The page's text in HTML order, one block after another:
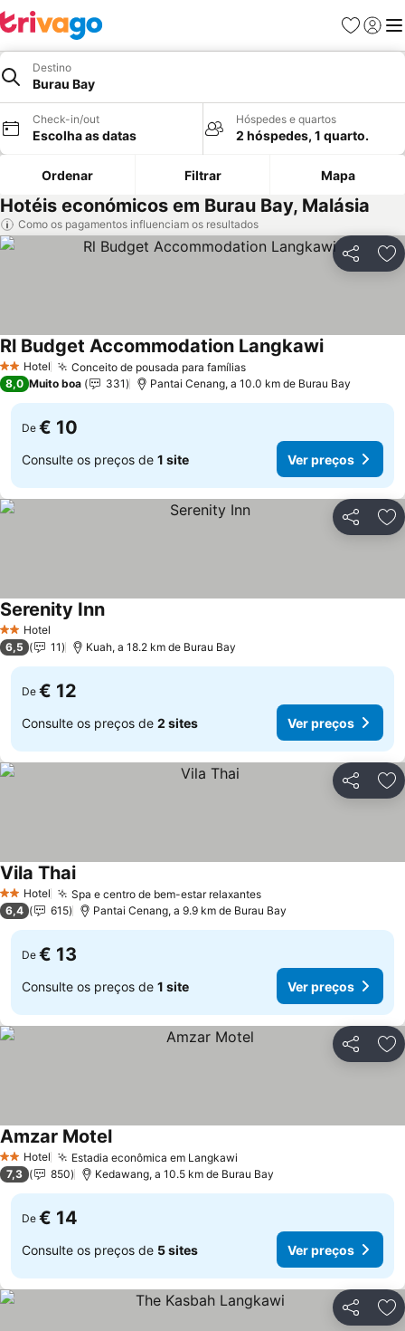
Favoritos
Iniciar
Destino
Burau Bay
Check-in/out
Escolha as datas
Hóspedes e quartos
2 hóspedes, 1 quarto.
Ordenar Filtrar Mapa
Hotéis económicos em Burau Bay, Malásia
Como os pagamentos influenciam os resultados
Partilhar
2 Estrelas
Hotel Conceito de pousada para famíliasVer preços
Rl Budget Accommodation LangkawiVer preços
8,0 Muito boa 331 Pantai Cenang, a 10.0 km de Burau Bay
De € 10
Consulte os preços de 1 site Ver preços
Partilhar
2 Estrelas
Hotel
Serenity InnVer preços
6,5 11 Kuah, a 18.2 km de Burau Bay
De € 12
Consulte os preços de 2 sites Ver preços
Partilhar
2 Estrelas
Hotel Spa e centro de bem-estar relaxantesVer preços
Vila ThaiVer preços
6,4 615 Pantai Cenang, a 9.9 km de Burau Bay
De € 13
Consulte os preços de 1 site Ver preços
Partilhar
2 Estrelas
Hotel Estadia econômica em Langkawi
Amzar MotelVer preços
7,3 850 Kedawang, a 10.5 km de Burau Bay
De € 14
Consulte os preços de 5 sites Ver preços
Partilhar